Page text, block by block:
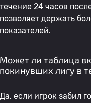
35 A. Мориниго
36
Г-н Лука Андреа
Фалабелла
37 Lucas Gonzalez
течение 24 часов
позволяет держать
показателей.
Может ли таблица
покинувших лигу в
Да, если игрок забил